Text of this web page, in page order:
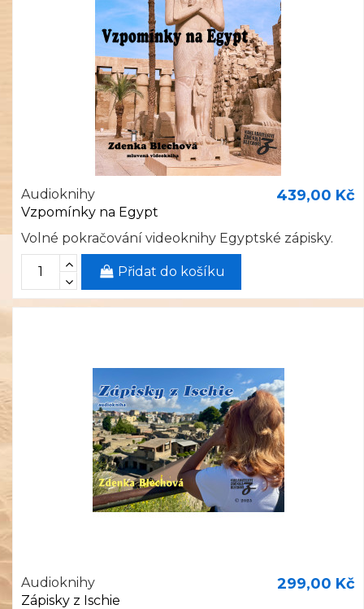
Audioknihy
Vzpomínky na Egypt
439,00 Kč
Volné pokračování videoknihy Egyptské zápisky.
Přidat do košíku
Audioknihy
Zápisky z Ischie
299,00 Kč